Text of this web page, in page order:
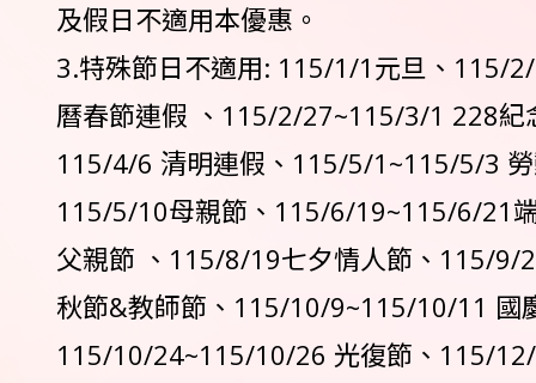
及假日不適用本優惠。
3.特殊節日不適用: 115/1/1元旦、115/
曆春節連假 、115/2/27~115/3/1 228
115/4/6 清明連假、115/5/1~115/5/3
115/5/10母親節、115/6/19~115/6/21
父親節 、115/8/19七夕情人節、115/9/
秋節&教師節、115/10/9~115/10/11 國
115/10/24~115/10/26 光復節、115/